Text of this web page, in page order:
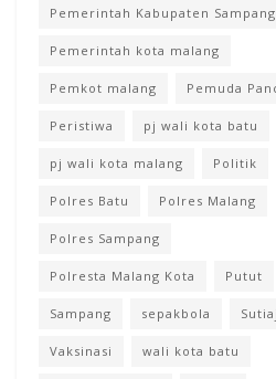
Pemerintah Kabupaten Sampang
Pemerintah kota malang
Pemkot malang Pemuda
Peristiwa pj wali kota batu
pj wali kota malang Politik
Polres Batu Polres Malang
Polres Sampang
Polresta Malang Kota Putut
Sampang sepakbola
Vaksinasi wali kota batu